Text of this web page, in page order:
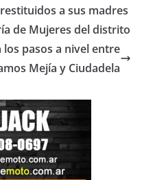
a sus madres
de Mujeres del distrito
pasos a nivel entre
Mejía y Ciudadela